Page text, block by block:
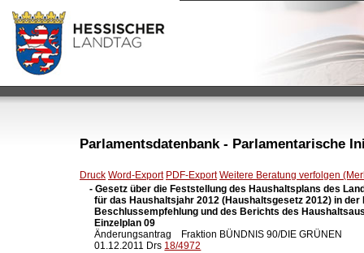
Parlamentsdatenbank - Parlamentarische
Druck Word-Export PDF-Export Weitere Beratung verfolgen
- Gesetz über die Feststellung des Haushaltsplans des
für das Haushaltsjahr 2012 (Haushaltsgesetz 2012) in
Beschlussempfehlung und des Berichts des
  Einzelplan 09
Änderungsantrag    Fraktion BÜNDNIS 90/DIE GRÜNEN
  01.12.2011 Drs
18/4972